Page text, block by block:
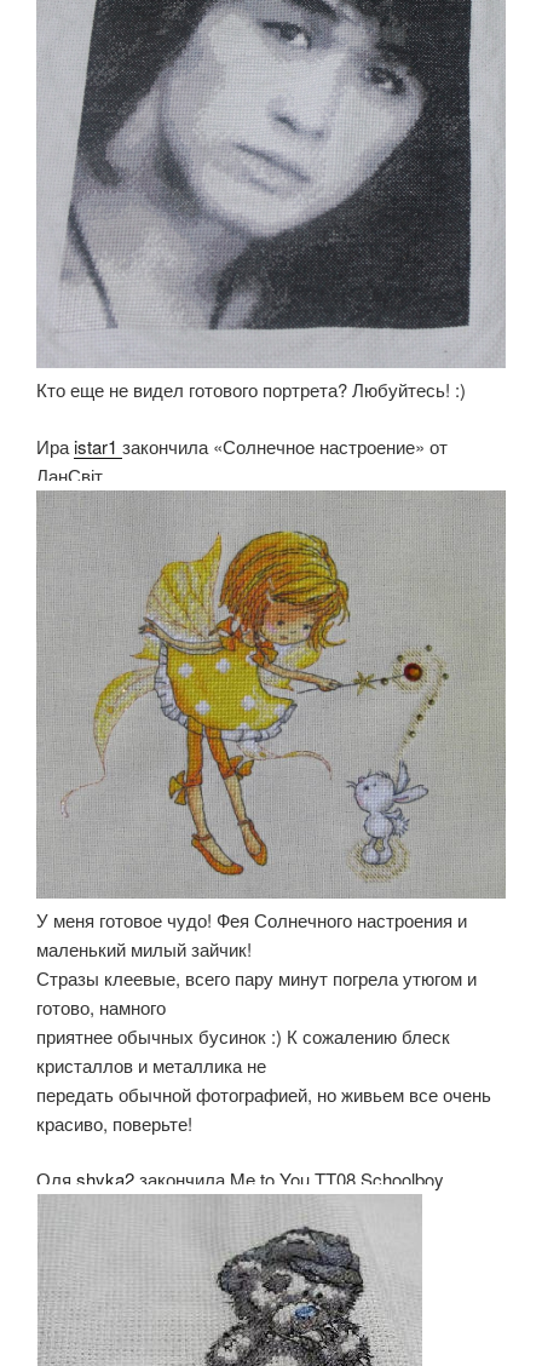
Кто еще не видел готового портрета? Любуйтесь! :)
Ираistar1 закончила «Солнечное настроение» от
ЛанСвіт
У меня готовое чудо! Фея Солнечного настроения и
маленький милый зайчик!
Стразы клеевые, всего пару минут погрела утюгом и
готово, намного
приятнее обычных бусинок :) К сожалению блеск
кристаллов и металлика не
передать обычной фотографией, но живьем все очень
красиво, поверьте!
Оля shyka2закончила Me to You TT08 Schoolboy